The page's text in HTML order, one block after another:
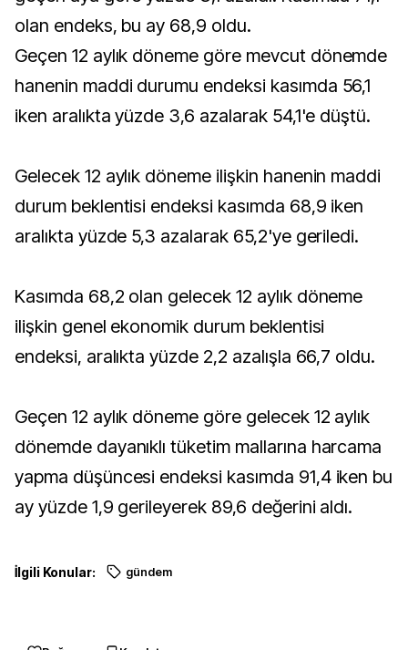
olan endeks, bu ay 68,9 oldu.
Geçen 12 aylık döneme göre mevcut dönemde
hanenin maddi durumu endeksi kasımda 56,1
iken aralıkta yüzde 3,6 azalarak 54,1'e düştü.
Gelecek 12 aylık döneme ilişkin hanenin maddi
durum beklentisi endeksi kasımda 68,9 iken
aralıkta yüzde 5,3 azalarak 65,2'ye geriledi.
Kasımda 68,2 olan gelecek 12 aylık döneme
ilişkin genel ekonomik durum beklentisi
endeksi, aralıkta yüzde 2,2 azalışla 66,7 oldu.
Geçen 12 aylık döneme göre gelecek 12 aylık
dönemde dayanıklı tüketim mallarına harcama
yapma düşüncesi endeksi kasımda 91,4 iken bu
ay yüzde 1,9 gerileyerek 89,6 değerini aldı.
İlgili Konular: gündem